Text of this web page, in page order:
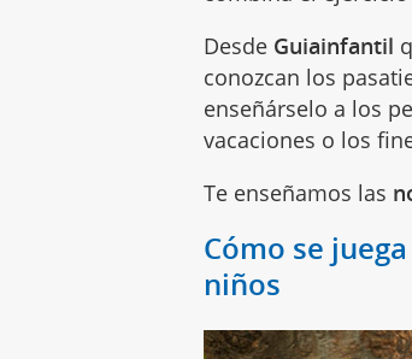
Desde Guiainfantil
conozcan los
enseñárselo a los
vacaciones o los
Te enseñamos las
Cómo se
niños